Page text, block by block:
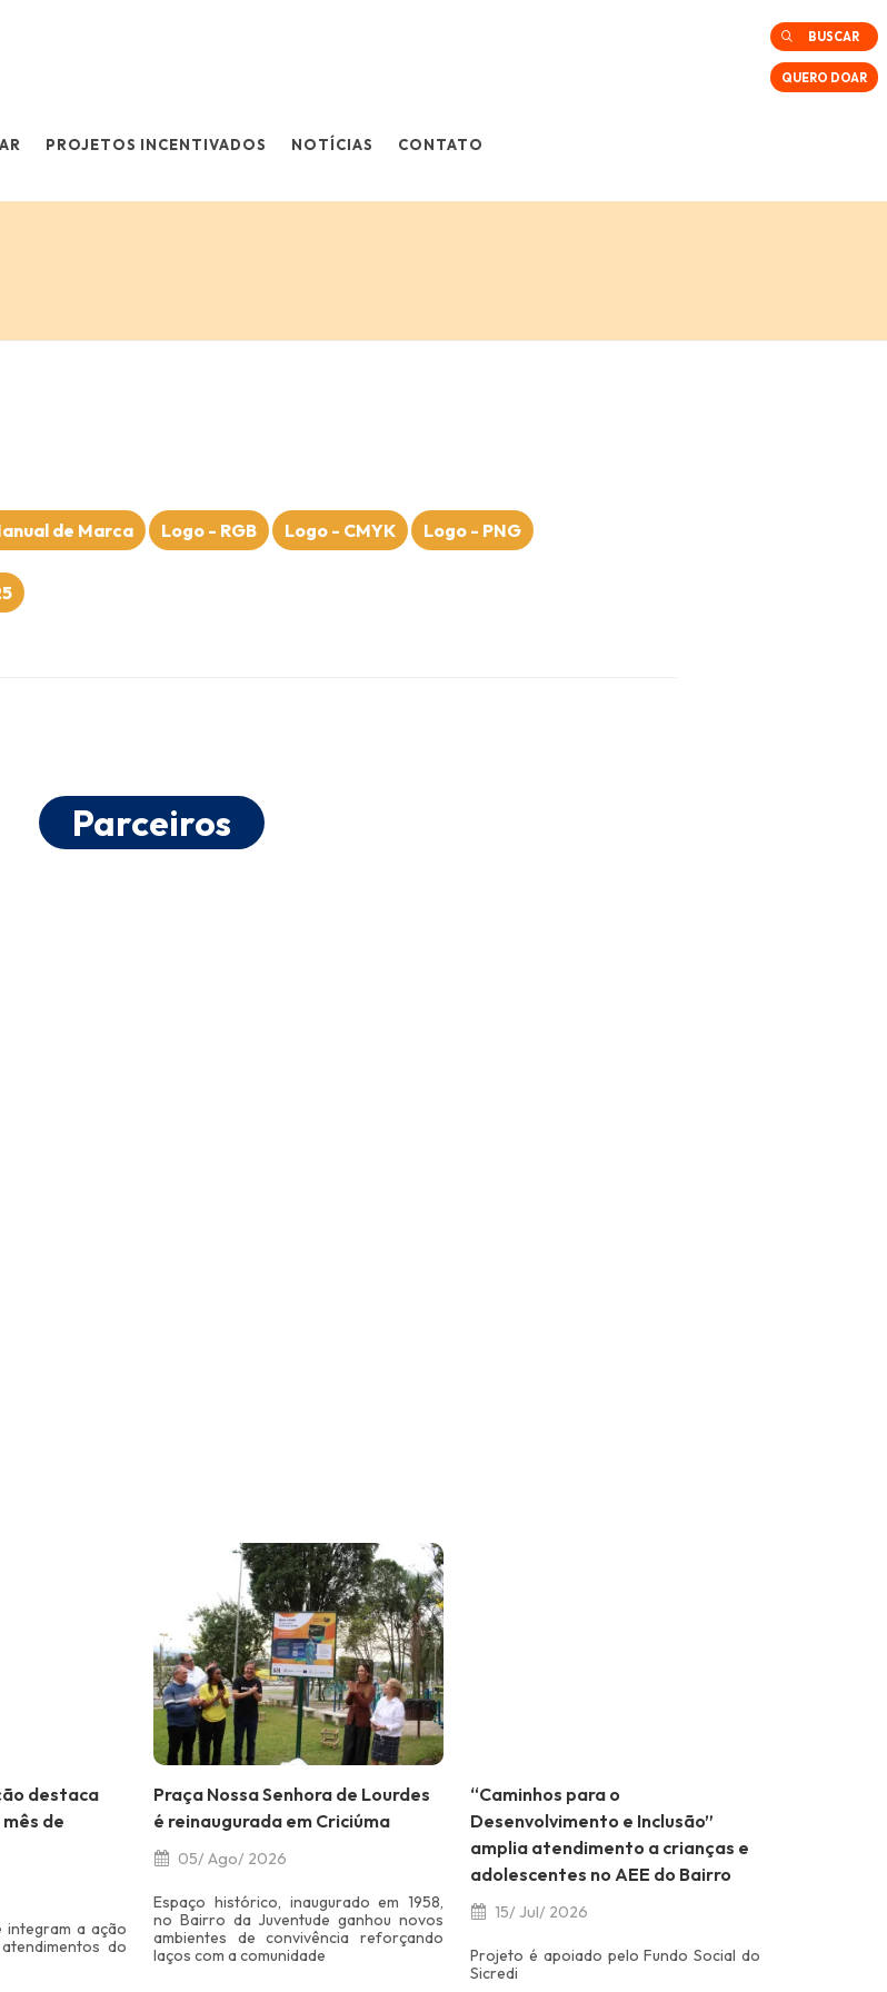
PROJETOS INCENTIVADOS NOTÍCIAS CONTATO
BUSCAR
QUERO DOAR
de Marca Logo - RGB Logo - CMYK Logo - PNG
Parceiros
destaca
de
integram a ação
do
Praça Nossa Senhora de Lourdes
é reinaugurada em Criciúma
05/ Ago/ 2026
Espaço histórico, inaugurado em 1958,
no Bairro da Juventude ganhou novos
ambientes de convivência reforçando
laços com a comunidade
“Caminhos para o
Desenvolvimento e Inclusão”
amplia atendimento a crianças e
adolescentes no AEE do Bairro
15/ Jul/ 2026
Projeto é apoiado pelo Fundo Social do
Sicredi